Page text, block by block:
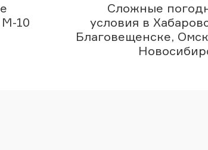
М-10
Сложные
условия в
Благовещенске,